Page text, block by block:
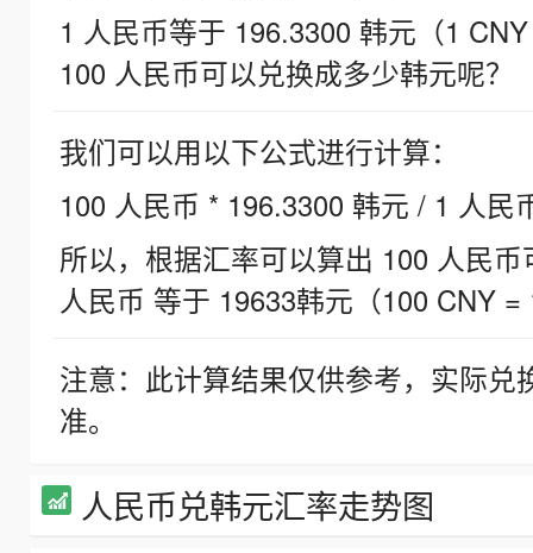
1 人民币等于 196.3300 韩元（1
100 人民币可以兑换成多少韩元呢？
我们可以用以下公式进行计算：
100 人民币 * 196.3300 韩元 / 1 人民
所以，根据汇率可以算出 100 人民
人民币 等于 19633韩元（100 CNY =
注意：此计算结果仅供参考，实际
准。
人民币兑韩元汇率走势图